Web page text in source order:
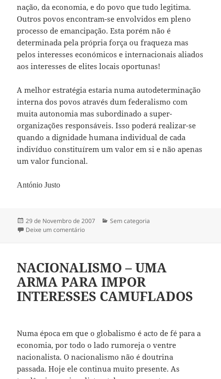
nação, da economia, e do povo que tudo legitima.
Outros povos encontram-se envolvidos em pleno
processo de emancipação. Esta porém não é
determinada pela própria força ou fraqueza mas
pelos interesses económicos e internacionais aliados
aos interesses de elites locais oportunas!
A melhor estratégia estaria numa autodeterminação
interna dos povos através dum federalismo com
muita autonomia mas subordinado a super-
organizações responsáveis. Isso poderá realizar-se
quando a dignidade humana individual de cada
indivíduo constituírem um valor em si e não apenas
um valor funcional.
António Justo
Publicado
a
29 de Novembro de 2007 Categorias
Sem categoria
Deixe um comentário
NACIONALISMO – UMA
ARMA PARA IMPOR
INTERESSES CAMUFLADOS
Numa época em que o globalismo é acto de fé para a
economia, por todo o lado rumoreja o ventre
nacionalista. O nacionalismo não é doutrina
passada. Hoje ele continua muito presente. As